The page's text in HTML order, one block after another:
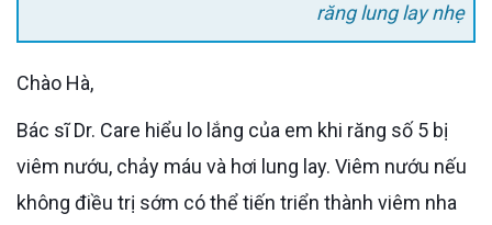
răng lung lay nhẹ
Chào Hà,
Bác sĩ Dr. Care hiểu lo lắng của em khi răng số 5 bị
viêm nướu, chảy máu và hơi lung lay. Viêm nướu nếu
không điều trị sớm có thể tiến triển thành viêm nha